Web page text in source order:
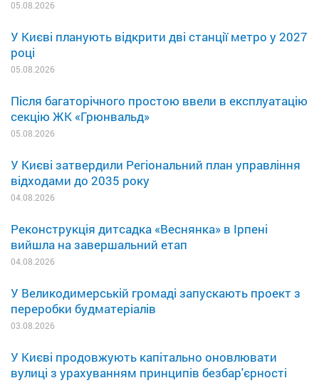
05.08.2026
У Києві планують відкрити дві станції метро у 2027
році
05.08.2026
Після багаторічного простою ввели в експлуатацію
секцію ЖК «Грюнвальд»
05.08.2026
У Києві затвердили Регіональний план управління
відходами до 2035 року
04.08.2026
Реконструкція дитсадка «Веснянка» в Ірпені
вийшла на завершальний етап
04.08.2026
У Великодимерській громаді запускають проект з
переробки будматеріалів
03.08.2026
У Києві продовжують капітально оновлювати
вулиці з урахуванням принципів безбар'єрності